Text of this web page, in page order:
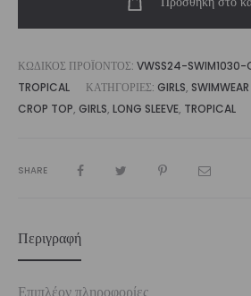
Top
Bikini
Tropical
ποσότητα
ΚΩΔΙΚΌΣ ΠΡΟΪΌΝΤΟΣ: VWSS24-SWIM1030-
TROPICAL
ΚΑΤΗΓΟΡΊΕΣ: GIRLS, SWIMWEAR
CROP TOP, GIRLS, LONG SLEEVE, TROPICAL
SHARE
Περιγραφή